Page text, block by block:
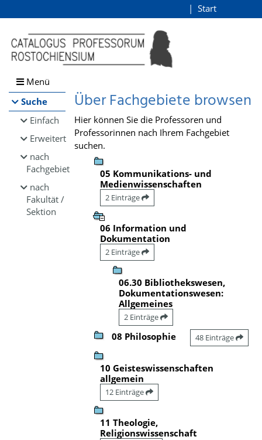
Browsen
direkt zum Inhalt
Start
Menü
Suche
Einfach
Erweitert
nach
Fachgebiet
nach
Fakultät /
Sektion
Über Fachgebiete browsen
Hier können Sie die Professoren und
Professorinnen nach Ihrem Fachgebiet
suchen.
05 Kommunikations- und
Medienwissenschaften
2 Einträge
06 Information und
Dokumentation
2 Einträge
06.30 Bibliothekswesen,
Dokumentationswesen:
Allgemeines
2 Einträge
08 Philosophie 48 Einträge
10 Geisteswissenschaften
allgemein
12 Einträge
11 Theologie,
Religionswissenschaft